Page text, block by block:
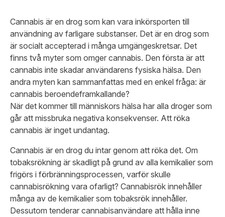
Cannabis är en drog som kan vara inkörsporten till
användning av farligare substanser. Det är en drog som
är socialt accepterad i många umgängeskretsar. Det
finns två myter som omger cannabis. Den första är att
cannabis inte skadar användarens fysiska hälsa. Den
andra myten kan sammanfattas med en enkel fråga: är
cannabis beroendeframkallande?
När det kommer till människors hälsa har alla droger som
går att missbruka negativa konsekvenser. Att röka
cannabis är inget undantag.
Cannabis är en drog du intar genom att röka det. Om
tobaksrökning är skadligt på grund av alla kemikalier som
frigörs i förbränningsprocessen, varför skulle
cannabisrökning vara ofarligt? Cannabisrök innehåller
många av de kemikalier som tobaksrök innehåller.
Dessutom tenderar cannabisanvändare att hålla inne